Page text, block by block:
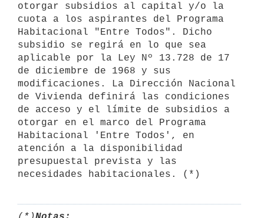
otorgar subsidios al capital y/o la
cuota a los aspirantes del Programa
Habitacional "Entre Todos". Dicho
subsidio se regirá en lo que sea
aplicable por la Ley Nº 13.728 de 17
de diciembre de 1968 y sus
modificaciones. La Dirección Nacional
de Vivienda definirá las condiciones
de acceso y el límite de subsidios a
otorgar en el marco del Programa
Habitacional 'Entre Todos', en
atención a la disponibilidad
presupuestal prevista y las
necesidades habitacionales. (*)